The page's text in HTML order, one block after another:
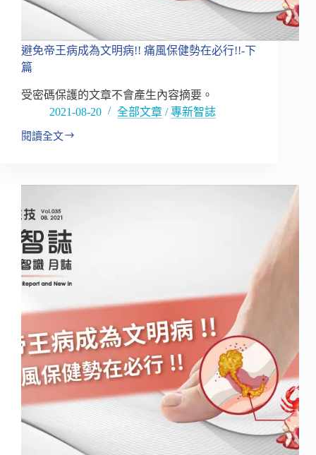
鐵
新
代！
每
攝
量
避免帝王病成為文明病!! 痛風保健勢在必行!!-下
篇
受密碼保護的文章不會產生內容摘要。
2021-08-20
全部文章 /專新智誌
閱讀全文
避
王
成
為
文
明
病!!
痛
健
勢
在
必
下
篇